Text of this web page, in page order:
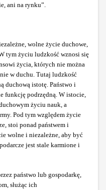
ani na rynku”.
wolne życie duchowe,
tym życiu ludzkość wznosi się
życia, których nie można
w duchu. Tutaj ludzkość
duchową istotę. Państwo i
funkcję podrzędną. W istocie,
życiu nauk, a
Pod tym względem życie
stoi ponad państwem i
wolne i niezależne, aby być
jest stale karmione i
państwo lub gospodarkę,
służąc ich